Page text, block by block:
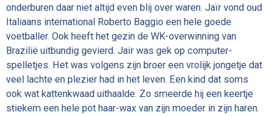
onderburen daar niet altijd even blij over waren. Jaïr vond oud
Italiaans international Roberto Baggio een hele goede
voetballer. Ook heeft het gezin de WK-overwinning van
Brazilië uitbundig gevierd. Jaïr was gek op computer-
spelletjes. Het was volgens zijn broer een vrolijk jongetje dat
veel lachte en plezier had in het leven. Een kind dat soms
ook wat kattenkwaad uithaalde. Zo smeerde hij een keertje
stiekem een hele pot haar-wax van zijn moeder in zijn haren.